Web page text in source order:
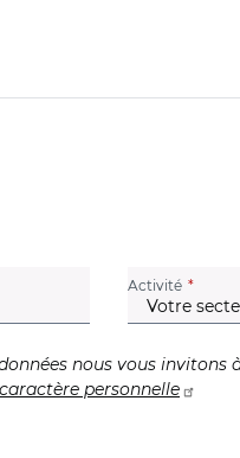
Activité
nous vous invitons
personnelle